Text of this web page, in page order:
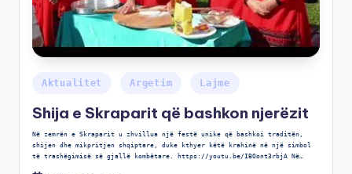
Aktualitet Argetim Lajme
Shija e Skraparit që bashkon njerëzit
Në zemrën e Skraparit u zhvillua një festë unike që bashkoi traditën,
shijen dhe mikpritjen shqiptare, duke kthyer këtë krahinë në një simbol
të trashëgimisë së gjallë kombëtare. https://youtu.be/IBOont3rbjA Në…